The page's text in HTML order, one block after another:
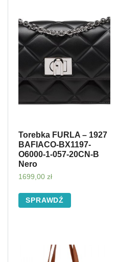
Torebka FURLA – 1927
BAFIACO-BX1197-
O6000-1-057-20CN-B
Nero
1699,00 zł
SPRAWDŹ